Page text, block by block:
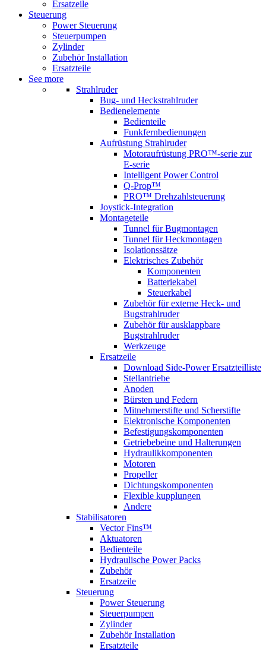
Ersatzeile
Steuerung
Power Steuerung
Steuerpumpen
Zylinder
Zubehör Installation
Ersatzteile
See more
Strahlruder
Bug- und Heckstrahlruder
Bedienelemente
Bedienteile
Funkfernbedienungen
Aufrüstung Strahlruder
Motoraufrüstung PRO™-serie zur
E-serie
Intelligent Power Control
Q-Prop™
PRO™ Drehzahlsteuerung
Joystick-Integration
Montageteile
Tunnel für Bugmontagen
Tunnel für Heckmontagen
Isolationssätze
Elektrisches Zubehör
Komponenten
Batteriekabel
Steuerkabel
Zubehör für externe Heck- und
Bugstrahlruder
Zubehör für ausklappbare
Bugstrahlruder
Werkzeuge
Ersatzeile
Download Side-Power Ersatzteilliste
Stellantriebe
Anoden
Bürsten und Federn
Mitnehmerstifte und Scherstifte
Elektronische Komponenten
Befestigungskomponenten
Getriebebeine und Halterungen
Hydraulikkomponenten
Motoren
Propeller
Dichtungskomponenten
Flexible kupplungen
Andere
Stabilisatoren
Vector Fins™
Aktuatoren
Bedienteile
Hydraulische Power Packs
Zubehör
Ersatzeile
Steuerung
Power Steuerung
Steuerpumpen
Zylinder
Zubehör Installation
Ersatzteile